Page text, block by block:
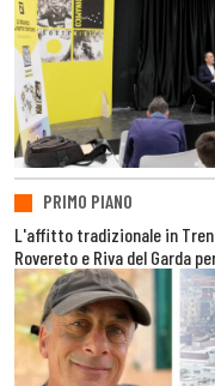
PRIMO PIANO
L'affitto tradizionale in
Rovereto e Riva del Garda